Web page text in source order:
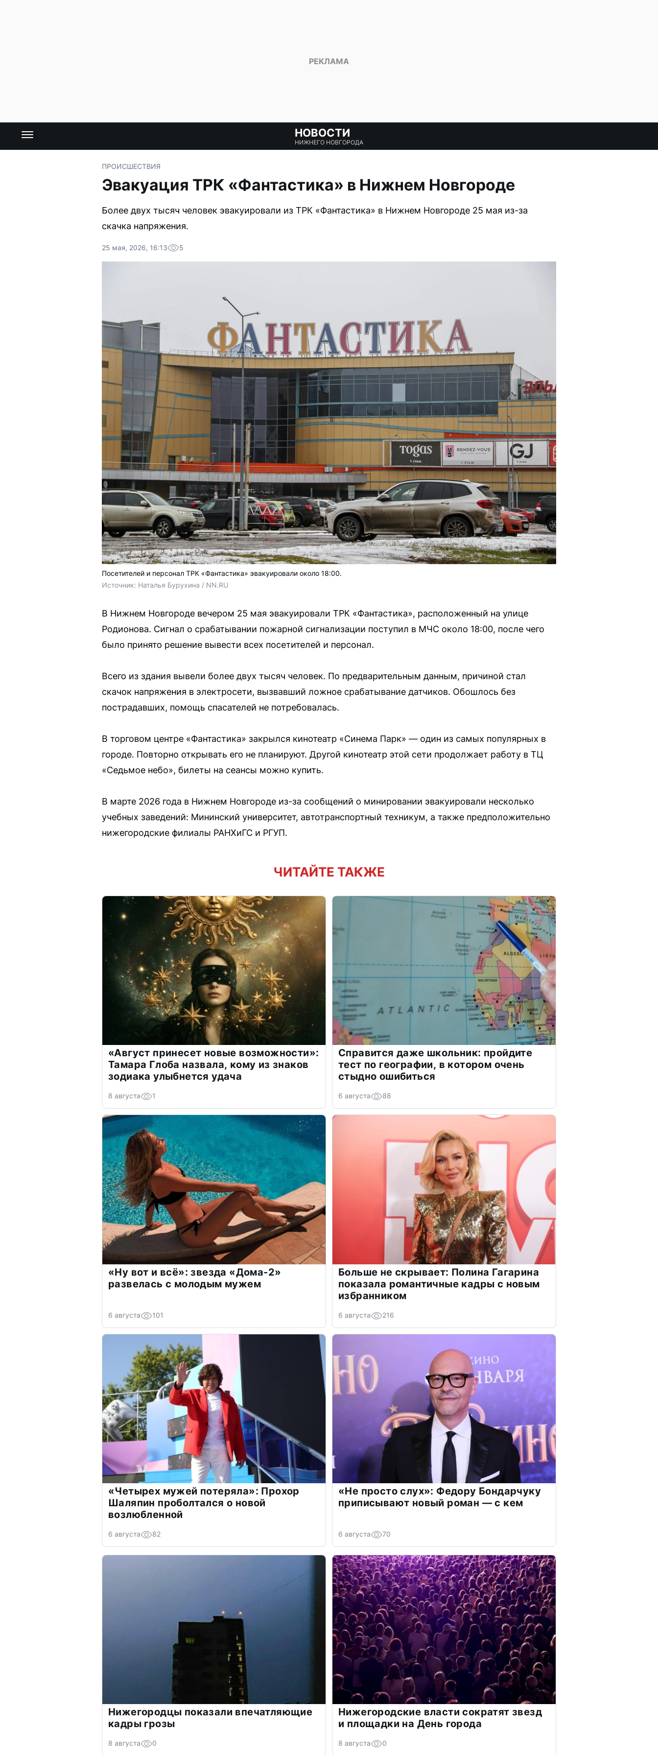
НОВОСТИ
НИЖНЕГО НОВГОРОДА
ПРОИСШЕСТВИЯ
Эвакуация ТРК «Фантастика» в Нижнем Новгороде
Более двух тысяч человек эвакуировали из ТРК «Фантастика» в Нижнем Новгороде 25 мая из-за
скачка напряжения.
25 мая, 2026, 16:13 5
Посетителей и персонал ТРК «Фантастика» эвакуировали около 18:00.
Источник: Наталья Бурухина / NN.RU
В Нижнем Новгороде вечером 25 мая эвакуировали ТРК «Фантастика», расположенный на улице
Родионова. Сигнал о срабатывании пожарной сигнализации поступил в МЧС около 18:00, после чего
было принято решение вывести всех посетителей и персонал.
Всего из здания вывели более двух тысяч человек. По предварительным данным, причиной стал
скачок напряжения в электросети, вызвавший ложное срабатывание датчиков. Обошлось без
пострадавших, помощь спасателей не потребовалась.
В торговом центре «Фантастика» закрылся кинотеатр «Синема Парк» — один из самых популярных в
городе. Повторно открывать его не планируют. Другой кинотеатр этой сети продолжает работу в ТЦ
«Седьмое небо», билеты на сеансы можно купить.
В марте 2026 года в Нижнем Новгороде из-за сообщений о минировании эвакуировали несколько
учебных заведений: Мининский университет, автотранспортный техникум, а также предположительно
нижегородские филиалы РАНХиГС и РГУП.
ЧИТАЙТЕ ТАКЖЕ
«Август принесет новые возможности»:
Тамара Глоба назвала, кому из знаков
зодиака улыбнется удача
8 августа 1
Справится даже школьник: пройдите
тест по географии, в котором очень
стыдно ошибиться
6 августа 88
«Ну вот и всё»: звезда «Дома-2»
развелась с молодым мужем
6 августа 101
Больше не скрывает: Полина Гагарина
показала романтичные кадры с новым
избранником
6 августа 216
«Четырех мужей потеряла»: Прохор
Шаляпин проболтался о новой
возлюбленной
6 августа 82
«Не просто слух»: Федору Бондарчуку
приписывают новый роман — с кем
6 августа 70
Нижегородцы показали впечатляющие
кадры грозы
8 августа 0
Нижегородские власти сократят звезд
и площадки на День города
8 августа 0